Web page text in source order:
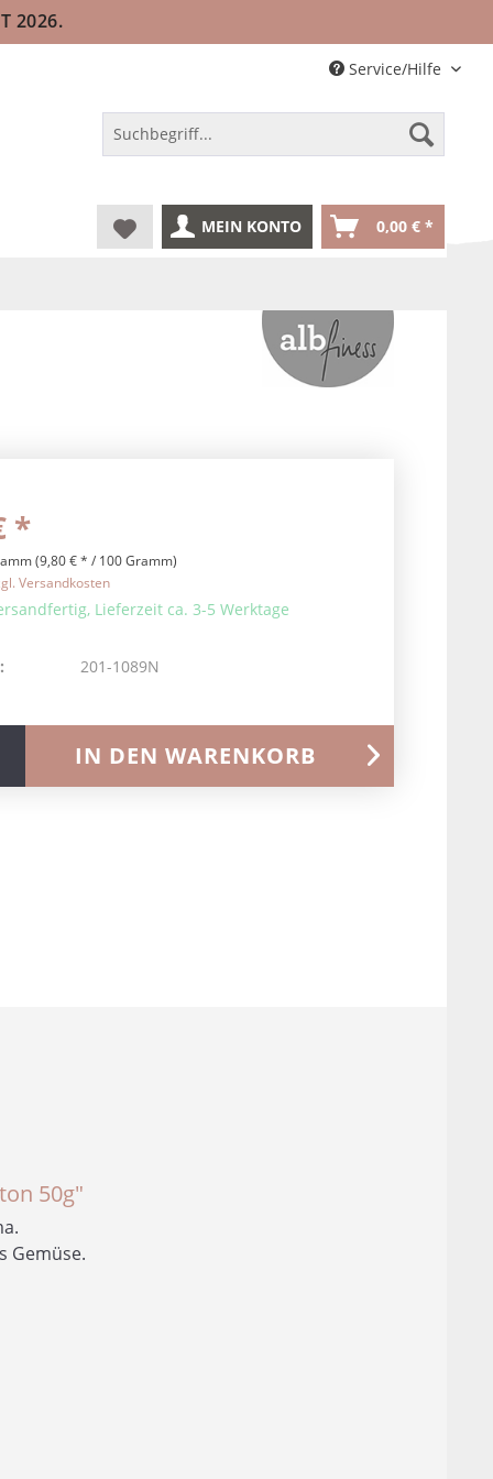
2026.
Service/Hilfe
MEIN KONTO 0,00 € *
*
(9,80 € * / 100 Gramm)
Versandkosten
Lieferzeit ca. 3-5 Werktage
IN DEN WARENKORB
201-1089N
50g"
Gemüse.